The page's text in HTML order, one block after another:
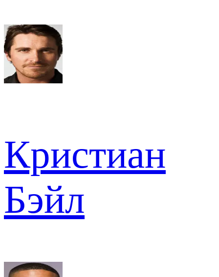
Кристиан
Бэйл